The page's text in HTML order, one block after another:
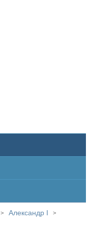
> Александр I >